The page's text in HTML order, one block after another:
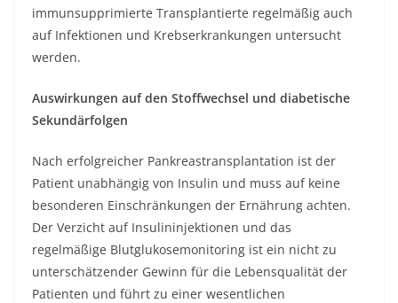
immunsupprimierte Transplantierte regelmäßig auch
auf Infektionen und Krebserkrankungen untersucht
werden.
Auswirkungen auf den Stoffwechsel und diabetische
Sekundärfolgen
Nach erfolgreicher Pankreastransplantation ist der
Patient unabhängig von Insulin und muss auf keine
besonderen Einschränkungen der Ernährung achten.
Der Verzicht auf Insulininjektionen und das
regelmäßige Blutglukosemonitoring ist ein nicht zu
unterschätzender Gewinn für die Lebensqualität der
Patienten und führt zu einer wesentlichen